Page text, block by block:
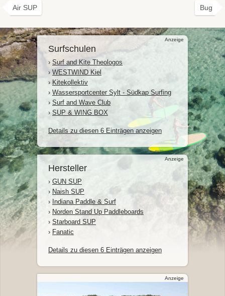
Air SUP Bug
Anzeige
Surfschulen
› Surf and Kite Theologos
› WESTWIND Kiel
› Kitekollektiv
› Wassersportcenter Sylt - Südkap Surfing
› Surf and Wave Club
› SUP & WING BOX
Details zu diesen 6 Einträgen anzeigen
Anzeige
Hersteller
› GUN SUP
› Naish SUP
› Indiana Paddle & Surf
› Norden Stand Up Paddleboards
› Starboard SUP
› Fanatic
Details zu diesen 6 Einträgen anzeigen
Anzeige